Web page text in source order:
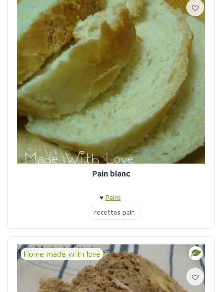
Pain blanc
♥ Pains
recettes pain
Home made with love